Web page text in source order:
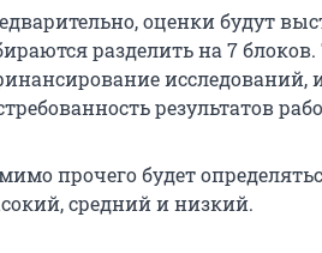
оценки будут
разделить на 7
исследований,
результатов
прочего будет
средний и низкий.